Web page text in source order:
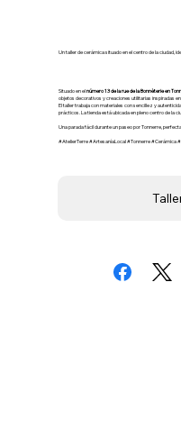
Un taller de cerámica situado en el centro de la ciudad,
Situado en elnúmero 13 de la rue de la Bonnèterie en
objetos decorativos y creaciones utilitarias inspiradas en
El taller trabaja con materiales con sencillez y
prácticos. La tienda está ubicada en pleno centro de la
Una parada fácil durante un paseo por Tonnerre,
#AtelierTerre #ArtesaníaLocal #Tonnerre #Cerámica